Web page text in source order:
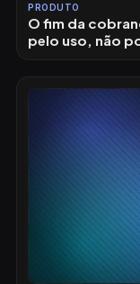
PRODUTO
O fim da
pelo uso, não